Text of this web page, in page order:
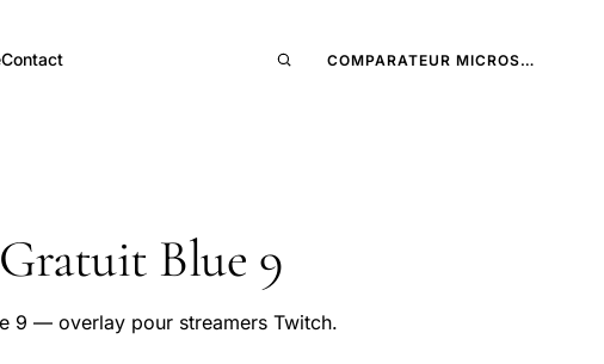
Contact COMPARATEUR MICROS…
Blue 9
9 — overlay pour streamers Twitch.